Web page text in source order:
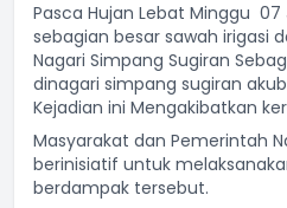
Pasca Hujan Lebat Minggu
sebagian besar sawah irigasi
Nagari Simpang Sugiran
dinagari simpang sugiran
Kejadian ini Mengakibatkan
Masyarakat dan Pemerintah
berinisiatif untuk
berdampak tersebut.